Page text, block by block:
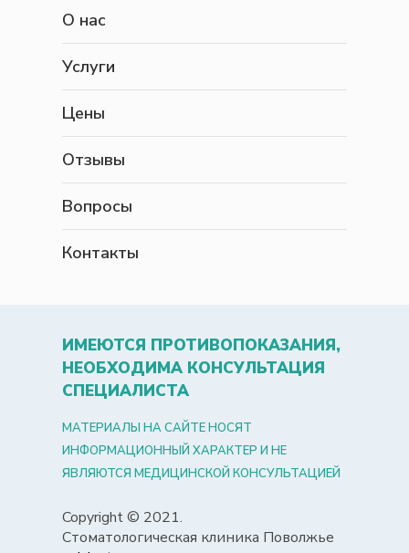
О нас
Услуги
Цены
Отзывы
Вопросы
Контакты
ИМЕЮТСЯ ПРОТИВОПОКАЗАНИЯ,
НЕОБХОДИМА КОНСУЛЬТАЦИЯ
СПЕЦИАЛИСТА
МАТЕРИАЛЫ НА САЙТЕ НОСЯТ
ИНФОРМАЦИОННЫЙ ХАРАКТЕР И НЕ
ЯВЛЯЮТСЯ МЕДИЦИНСКОЙ КОНСУЛЬТАЦИЕЙ
Copyright © 2021.
Стоматологическая клиника Поволжье